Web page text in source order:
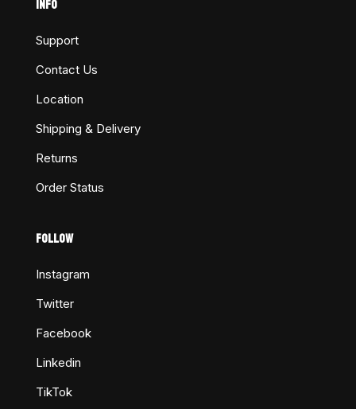
Support
Contact Us
Location
Shipping & Delivery
Returns
Order Status
FOLLOW
Instagram
Twitter
Facebook
Linkedin
TikTok